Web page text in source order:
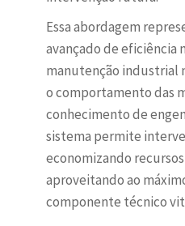
Essa abordagem
avançado de eficiência
manutenção industrial
o comportamento das
conhecimento de
sistema permite
economizando
aproveitando ao
componente técnico